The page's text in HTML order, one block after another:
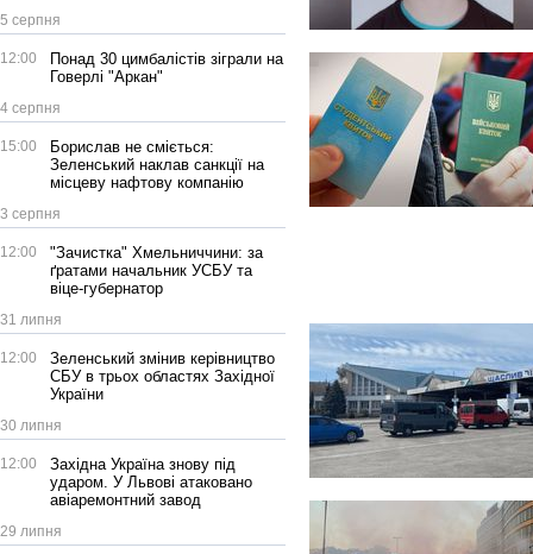
5 серпня
12:00
Понад 30 цимбалістів зіграли на
Говерлі "Аркан"
4 серпня
15:00
Борислав не сміється:
Зеленський наклав санкції на
місцеву нафтову компанію
3 серпня
12:00
"Зачистка" Хмельниччини: за
ґратами начальник УСБУ та
віце-губернатор
31 липня
12:00
Зеленський змінив керівництво
СБУ в трьох областях Західної
України
30 липня
12:00
Західна Україна знову під
ударом. У Львові атаковано
авіаремонтний завод
29 липня